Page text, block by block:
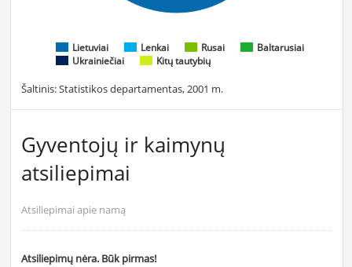
Lietuviai Lenkai Rusai
Baltarusiai
Ukrainiečiai
Kitų tautybių
Šaltinis: Statistikos departamentas, 2001 m.
Gyventojų ir kaimynų
atsiliepimai
Atsiliepimai apie namą
Atsiliepimų nėra. Būk pirmas!